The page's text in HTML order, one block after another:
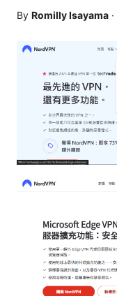
By Romilly Isayama ·